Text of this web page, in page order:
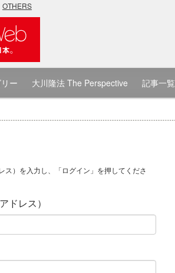
OTHERS
ー 大川隆法 The Perspective 記事一覧
ス）を入力し、「ログイン」を押してくださ
ドレス）